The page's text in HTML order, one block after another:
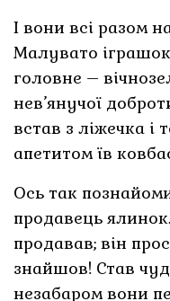
І вони всі разом
Малувато
головне –
нев’янучої
встав з ліжечка і
апетитом їв
Ось так
продавець
продавав; він
знайшов! Став
незабаром вони